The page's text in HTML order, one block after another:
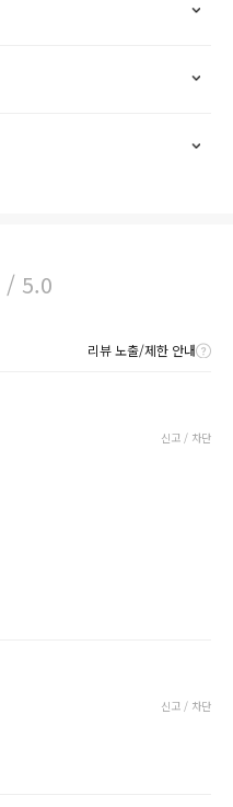
/ 5.0
리뷰 노출/제한 안내
신고 / 차단
신고 / 차단